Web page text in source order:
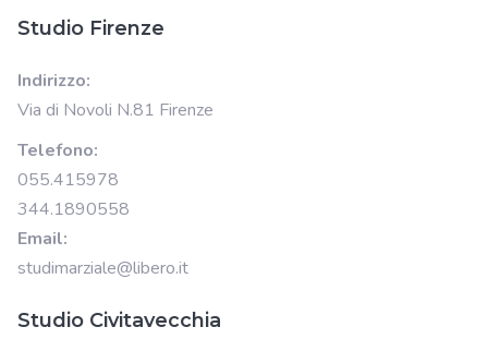
Studio Firenze
Indirizzo:
Via di Novoli N.81 Firenze
Telefono:
055.415978
344.1890558
Email:
studimarziale@libero.it
Studio Civitavecchia